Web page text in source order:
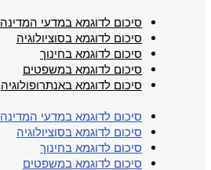
סיכום לדוגמא במדעי המדינה
סיכום לדוגמא בסוציולוגיה
סיכום לדוגמא בחינוך
סיכום לדוגמא במשפטים
סיכום לדוגמא באנתרופולוגיה
סיכום לדוגמא במדעי המדינה
סיכום לדוגמא בסוציולוגיה
סיכום לדוגמא בחינוך
סיכום לדוגמא במשפטים